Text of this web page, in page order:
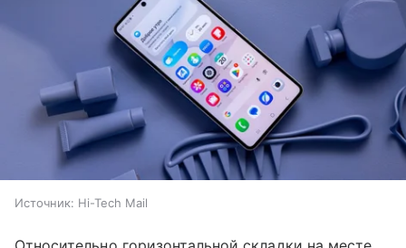
Источник: Hi-Tech Mail